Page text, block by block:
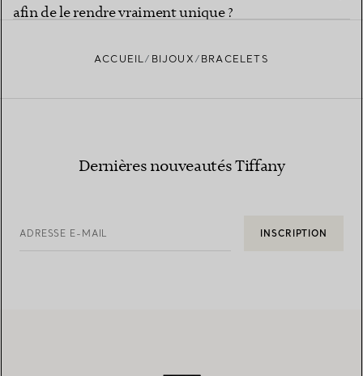
afin de le rendre vraiment unique ?
ACCUEIL BIJOUX BRACELETS
Dernières nouveautés Tiffany
ADRESSE E-MAIL INSCRIPTION